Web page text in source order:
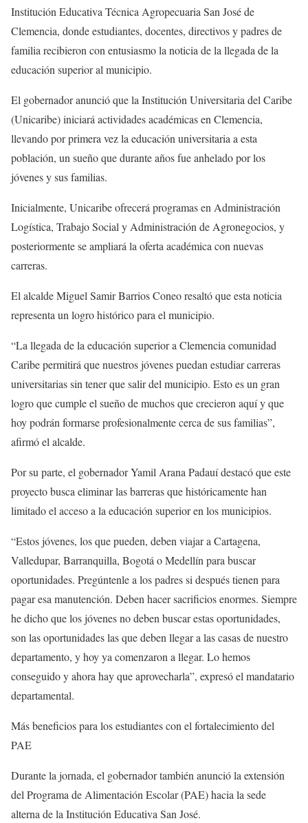
Institución Educativa Técnica Agropecuaria San José de
Clemencia, donde estudiantes, docentes, directivos y padres de
familia recibieron con entusiasmo la noticia de la llegada de la
educación superior al municipio.
El gobernador anunció que la Institución Universitaria del Caribe
(Unicaribe) iniciará actividades académicas en Clemencia,
llevando por primera vez la educación universitaria a esta
población, un sueño que durante años fue anhelado por los
jóvenes y sus familias.
Inicialmente, Unicaribe ofrecerá programas en Administración
Logística, Trabajo Social y Administración de Agronegocios, y
posteriormente se ampliará la oferta académica con nuevas
carreras.
El alcalde Miguel Samir Barrios Coneo resaltó que esta noticia
representa un logro histórico para el municipio.
“La llegada de la educación superior a Clemencia comunidad
Caribe permitirá que nuestros jóvenes puedan estudiar carreras
universitarias sin tener que salir del municipio. Esto es un gran
logro que cumple el sueño de muchos que crecieron aquí y que
hoy podrán formarse profesionalmente cerca de sus familias”,
afirmó el alcalde.
Por su parte, el gobernador Yamil Arana Padauí destacó que este
proyecto busca eliminar las barreras que históricamente han
limitado el acceso a la educación superior en los municipios.
“Estos jóvenes, los que pueden, deben viajar a Cartagena,
Valledupar, Barranquilla, Bogotá o Medellín para buscar
oportunidades. Pregúntenle a los padres si después tienen para
pagar esa manutención. Deben hacer sacrificios enormes. Siempre
he dicho que los jóvenes no deben buscar estas oportunidades,
son las oportunidades las que deben llegar a las casas de nuestro
departamento, y hoy ya comenzaron a llegar. Lo hemos
conseguido y ahora hay que aprovecharla”, expresó el mandatario
departamental.
Más beneficios para los estudiantes con el fortalecimiento del
PAE
Durante la jornada, el gobernador también anunció la extensión
del Programa de Alimentación Escolar (PAE) hacia la sede
alterna de la Institución Educativa San José.